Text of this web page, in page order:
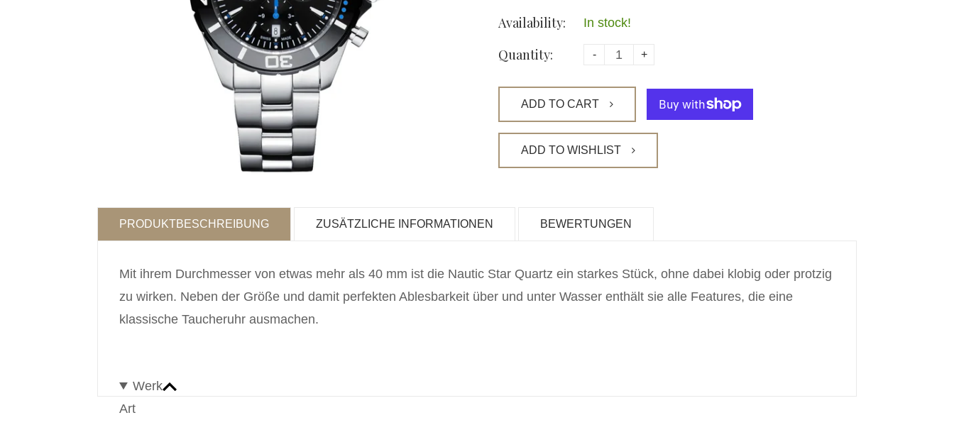
Availability: In stock!
Quantity: - +
ADD TO CART
ADD TO WISHLIST
PRODUKTBESCHREIBUNG ZUSÄTZLICHE INFORMATIONEN BEWERTUNGEN
Mit ihrem Durchmesser von etwas mehr als 40 mm ist die Nautic Star Quartz ein starkes Stück, ohne dabei klobig oder protzig
zu wirken. Neben der Größe und damit perfekten Ablesbarkeit über und unter Wasser enthält sie alle Features, die eine
klassische Taucheruhr ausmachen.
Werk
Art